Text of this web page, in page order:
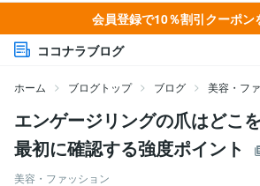
会員登録で10％割引クーポン
ココナラブログ
ホーム ブログトップ ブログ 美容・フ
エンゲージリングの爪はどこ
最初に確認する強度ポイント
美容・ファッション